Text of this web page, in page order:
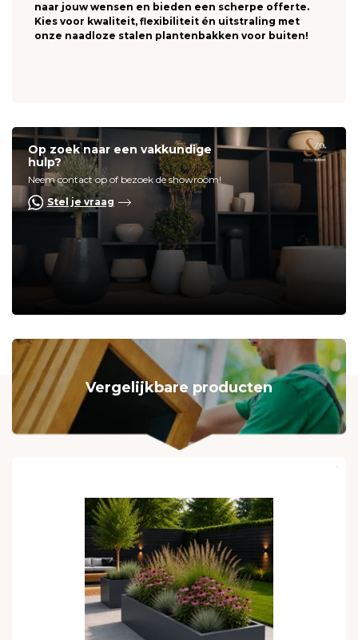
naar jouw wensen en bieden een scherpe offerte.
Kies voor kwaliteit, flexibiliteit én uitstraling met
onze naadloze stalen plantenbakken voor buiten!
Op zoek naar een vakkundige
hulp?
Neem contact op of bezoek de showroom!
Stel je vraag
Vergelijkbare producten